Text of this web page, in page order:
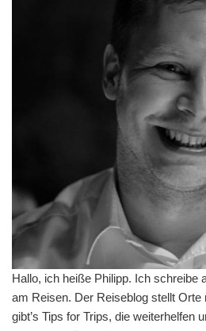
Hallo, ich heiße Philipp. Ich schreibe
am Reisen. Der Reiseblog stellt
gibt’s Tips for Trips, die weiterhelfen